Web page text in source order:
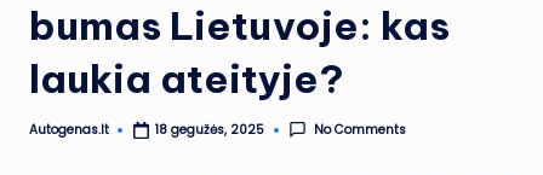
bumas Lietuvoje: kas
laukia ateityje?
Posted
Autogenas.lt 18 gegužės, 2025 No Comments